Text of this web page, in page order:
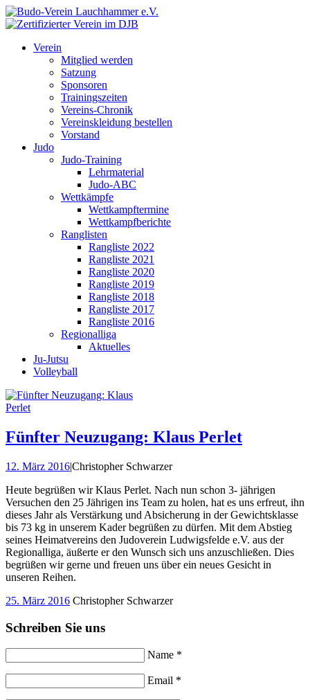
Verein
Mitglied werden
Satzung
Sponsoren
Trainingszeiten
Vereins-Chronik
Vereinskleidung bestellen
Vorstand
Judo
Judo-Training
Lehrmaterial
Judo-ABC
Wettkämpfe
Wettkampftermine
Wettkampfberichte
Ranglisten
Rangliste 2022
Rangliste 2021
Rangliste 2020
Rangliste 2019
Rangliste 2018
Rangliste 2017
Rangliste 2016
Regionalliga
Aktuelles
Ju-Jutsu
Volleyball
Fünfter Neuzugang: Klaus Perlet
12. März 2016|Christopher Schwarzer
Heute begrüßen wir Klaus Perlet. Nach nun schon 3- jährigen
Versuchen den 25 Jährigen ins Team zu holen, hat es uns erfreut, ihn
dieses Jahr als Verstärkung und Absicherung in der Gewichtsklasse
bis 73 kg in unserem Kader begrüßen zu dürfen. Mit dem Abstieg
seines Heimatvereins den Judoverein Ludwigsfelde e.V. aus der
Regionalliga, äußerte er den Wunsch sich uns anzuschließen. Dies
begrüßen wir gerne und freuen uns über ein neues Gesicht in
unseren Reihen.
25. März 2016 Christopher Schwarzer
Schreiben Sie uns
Name *
Email *